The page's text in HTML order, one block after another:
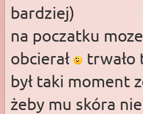
bardziej)
na poczatku
obcierał
trwało
był taki moment
żeby mu skóra nie